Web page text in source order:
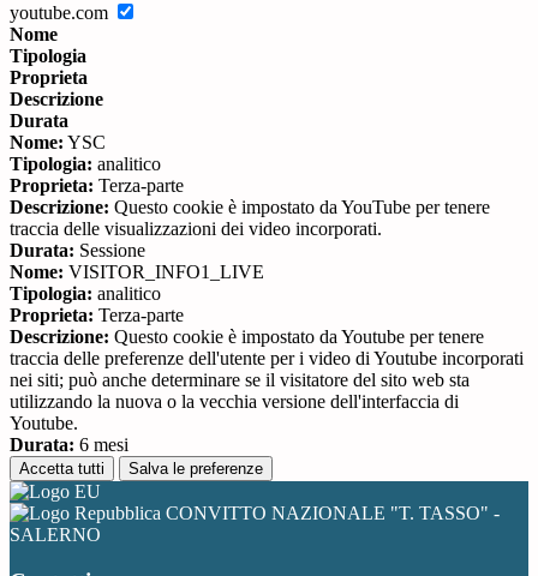
youtube.com
Nome
Tipologia
Proprieta
Descrizione
Durata
Nome: YSC
Tipologia: analitico
Proprieta: Terza-parte
Descrizione: Questo cookie è impostato da YouTube per tenere
traccia delle visualizzazioni dei video incorporati.
Durata: Sessione
Nome: VISITOR_INFO1_LIVE
Tipologia: analitico
Proprieta: Terza-parte
Descrizione: Questo cookie è impostato da Youtube per tenere
traccia delle preferenze dell'utente per i video di Youtube incorporati
nei siti; può anche determinare se il visitatore del sito web sta
utilizzando la nuova o la vecchia versione dell'interfaccia di
Youtube.
Durata: 6 mesi
Accetta tutti Salva le preferenze
CONVITTO NAZIONALE "T. TASSO" -
SALERNO